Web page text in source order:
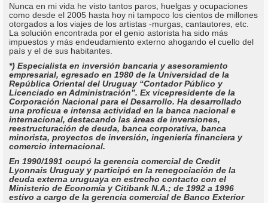
Nunca en mi vida he visto tantos paros, huelgas y ocupaciones
como desde el 2005 hasta hoy ni tampoco los cientos de millones
otorgados a los viajes de los artistas -murgas, cantautores, etc.
La solución encontrada por el genio astorista ha sido más
impuestos y más endeudamiento externo ahogando el cuello del
país y el de sus habitantes.
*) Especialista en inversión bancaria y asesoramiento
empresarial, egresado en 1980 de la Universidad de la
República Oriental del Uruguay “Contador Público y
Licenciado en Administración”. Ex vicepresidente de la
Corporación Nacional para el Desarrollo. Ha desarrollado
una proficua e intensa actividad en la banca nacional e
internacional, destacando las áreas de inversiones,
reestructuración de deuda, banca corporativa, banca
minorista, proyectos de inversión, ingeniería financiera y
comercio internacional.
En 1990/1991 ocupó la gerencia comercial de Credit
Lyonnais Uruguay y participó en la renegociación de la
deuda externa uruguaya en estrecho contacto con el
Ministerio de Economía y Citibank N.A.; de 1992 a 1996
estivo a cargo de la gerencia comercial de Banco Exterior